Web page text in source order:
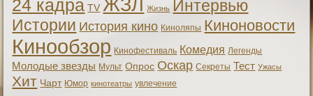
24 кадра TV ЖЗЛ Жизнь Интервью
Истории История кино Киноляпы Киноновости
Кинообзор Кинофестиваль Комедия Легенды
Молодые звезды Мульт Опрос Оскар Секреты Тест Ужасы
Хит Чарт Юмор кинотеатры увлечение